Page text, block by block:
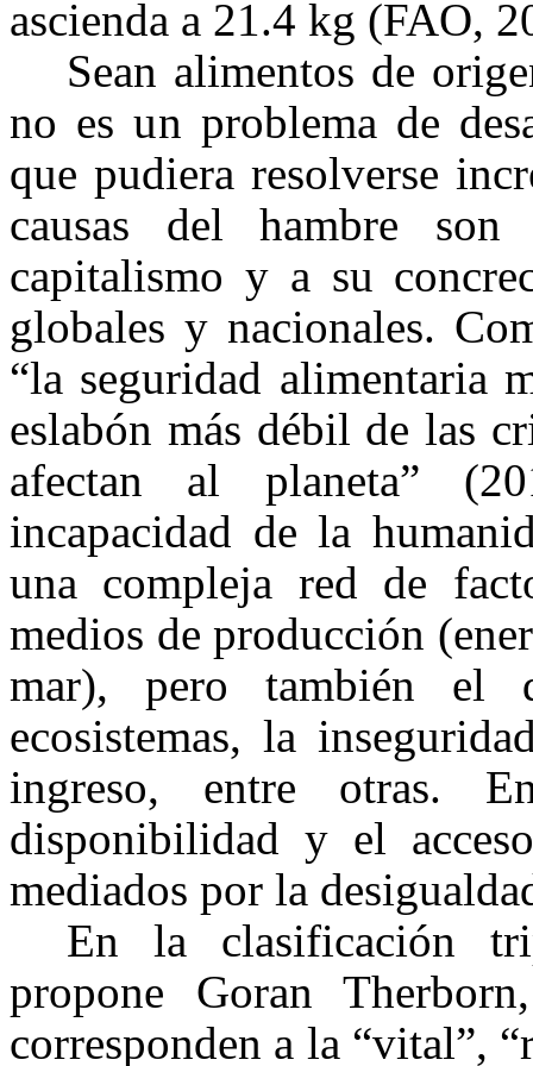
ascienda a 21.4 kg (FAO,
Sean alimentos de
no es un problema de
que pudiera resolverse
causas del hambre
capitalismo y a su
globales y nacionales.
“la seguridad alimentaria
eslabón más débil de las
afectan al planeta”
incapacidad de la
una compleja red de
medios de producción
mar), pero también
ecosistemas, la
ingreso, entre otras.
disponibilidad y el
mediados por la
En la clasificación
propone Goran
corresponden a la “vital”,